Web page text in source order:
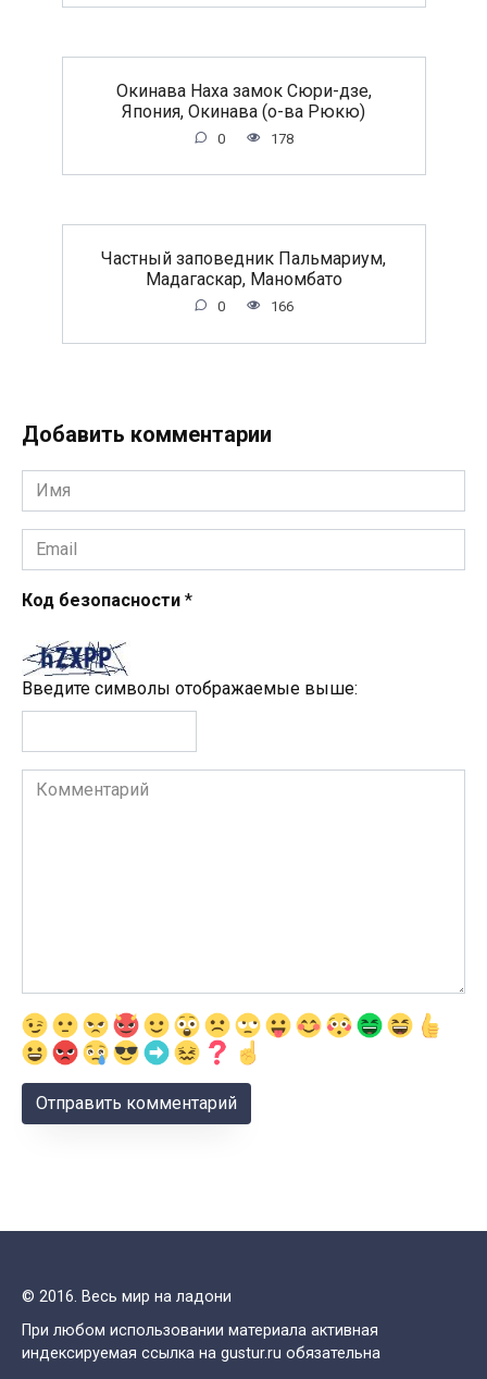
Окинава Наха замок Сюри-дзе,
Япония, Окинава (о-ва Рюкю)
0 178
Частный заповедник Пальмариум,
Мадагаскар, Маномбато
0 166
Добавить комментарии
Имя
*
Email
*
Код безопасности *
Введите символы отображаемые выше:
Комментарий
© 2016. Весь мир на ладони
При любом использовании материала активная
индексируемая ссылка на gustur.ru обязательна